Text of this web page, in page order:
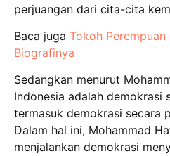
perjuangan dari cita-cita
Baca juga Tokoh
Biografinya
Sedangkan menurut
Indonesia adalah demokrasi
termasuk demokrasi secara
Dalam hal ini, Mohammad
menjalankan demokrasi